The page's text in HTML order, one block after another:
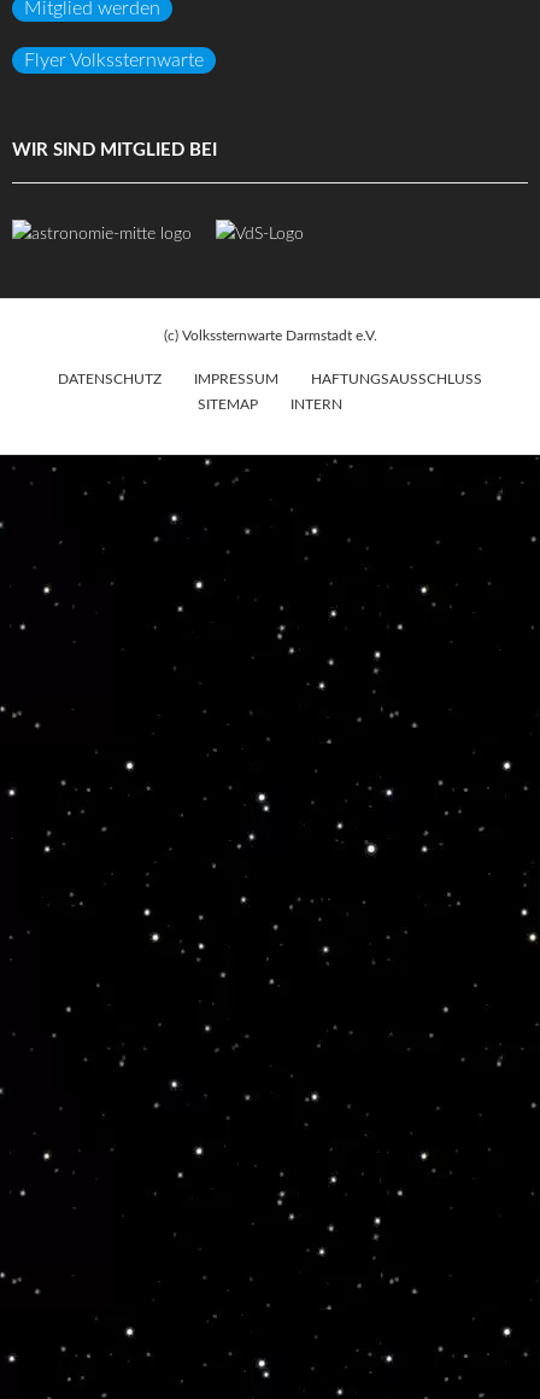
Mitglied werden
Flyer Volkssternwarte
WIR SIND MITGLIED BEI
(c) Volkssternwarte Darmstadt e.V.
DATENSCHUTZ IMPRESSUM
HAFTUNGSAUSSCHLUSS
SITEMAP
INTERN